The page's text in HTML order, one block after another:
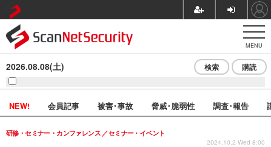
MENU
2026.08.08(土) 検索 購読
NEW! 会員記事 被害･事故 脅威･脆弱性 調査･報告
研修・セミナー・カンファレンス セミナー・イベント
2024.10.2 Wed 8:00